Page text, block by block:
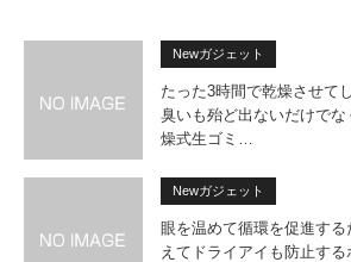
Newガジェット
たった3時間で乾燥させて
臭いも殆ど出ないだけで
燥式生ゴミ…
Newガジェット
眼を温めて循環を促進す
えてドライアイも防止す